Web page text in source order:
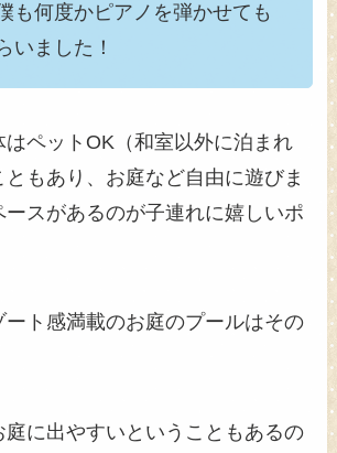
も何度かピアノを弾かせても
いました！
はペットOK（和室以外に泊まれ
ともあり、お庭など自由に遊びま
ースがあるのが子連れに嬉しいポ
ート感満載のお庭のプールはその
庭に出やすいということもあるの